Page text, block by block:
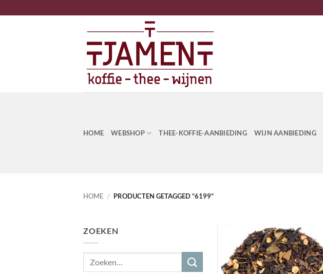
naar
HOME WEBSHOP THEE-KOFFIE-AANBIEDING WIJN AANBIEDING
HOME / PRODUCTEN GETAGGED “6199”
ZOEKEN